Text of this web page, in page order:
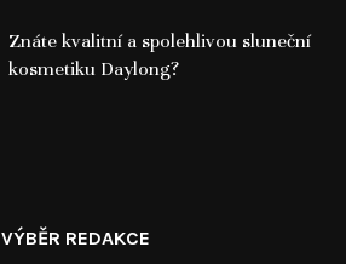
Znáte kvalitní a spolehlivou sluneční
kosmetiku Daylong?
VÝBĚR REDAKCE